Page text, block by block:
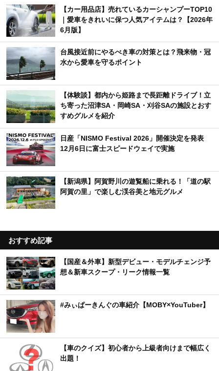
【カー用品店】売れているカーシャンプーTOP10
｜愛車をきれいに保つ人気アイテムは？【2026年
6月版】
台風接近前にやるべき車の対策とは？飛来物・冠
水から愛車を守るポイント
【体験談】都内から姫路まで長距離ドライブ！立
ち寄った沼津SA・岡崎SA・刈谷SAの施設とおす
すめグルメを紹介
日産「NISMO Festival 2026」開催決定を発表
12月6日に富士スピードウェイで実施
【新潟県】阿賀野川の遊覧船に乗れる！「道の駅
阿賀の里」で楽しむ渓谷美と地元グルメ
おすすめ記事
【国産＆外車】新型デビュー・モデルチェンジ予
想＆新車スクープ・リーク情報一覧
#みぃぱーきんぐの車紹介【MOBY×YouTuber】
【車のクイズ】初心者から上級者向けまで幅広く
出題！